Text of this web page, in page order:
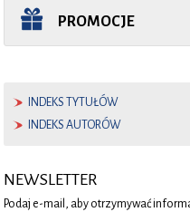
PROMOCJE
INDEKS TYTUŁÓW
INDEKS AUTORÓW
NEWSLETTER
Podaj e-mail, aby otrzymywać